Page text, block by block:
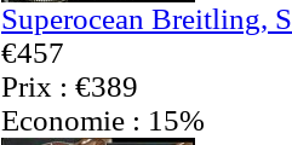
Superocean Breitling,
€457
Prix : €389
Economie : 15%